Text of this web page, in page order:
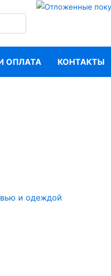
ОПЛАТА КОНТАКТЫ
и одеждой